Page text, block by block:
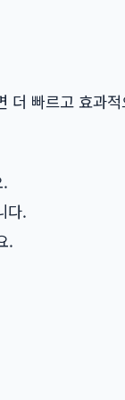
더 빠르고 효과
다.
.